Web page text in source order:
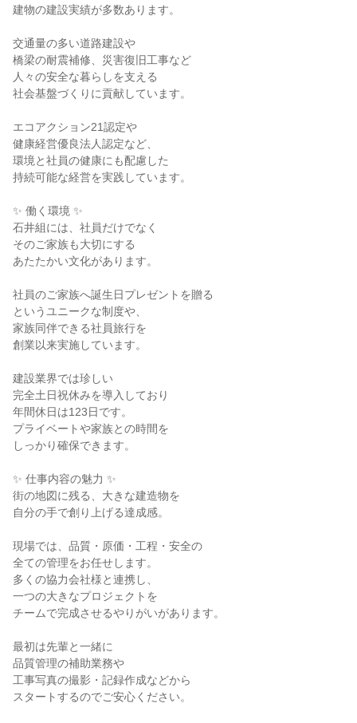
建物の建設実績が多数あります。
交通量の多い道路建設や
橋梁の耐震補修、災害復旧工事など
人々の安全な暮らしを支える
社会基盤づくりに貢献しています。
エコアクション21認定や
健康経営優良法人認定など、
環境と社員の健康にも配慮した
持続可能な経営を実践しています。
✨ 働く環境 ✨
石井組には、社員だけでなく
そのご家族も大切にする
あたたかい文化があります。
社員のご家族へ誕生日プレゼントを贈る
というユニークな制度や、
家族同伴できる社員旅行を
創業以来実施しています。
建設業界では珍しい
完全土日祝休みを導入しており
年間休日は123日です。
プライベートや家族との時間を
しっかり確保できます。
✨ 仕事内容の魅力 ✨
街の地図に残る、大きな建造物を
自分の手で創り上げる達成感。
現場では、品質・原価・工程・安全の
全ての管理をお任せします。
多くの協力会社様と連携し、
一つの大きなプロジェクトを
チームで完成させるやりがいがあります。
最初は先輩と一緒に
品質管理の補助業務や
工事写真の撮影・記録作成などから
スタートするのでご安心ください。